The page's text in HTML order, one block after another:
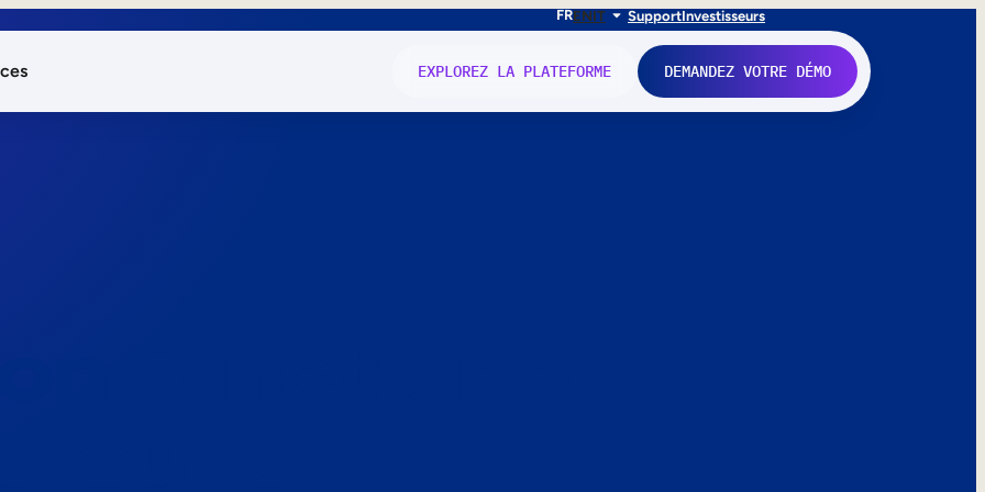
FRENIT SupportInvestisseurs
EXPLOREZ LA PLATEFORME DEMANDEZ VOTRE DÉMO